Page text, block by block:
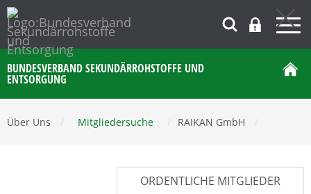
BUNDESVERBAND SEKUNDÄRROHSTOFFE UND
ENTSORGUNG
Über Uns Mitgliedersuche RAIKAN GmbH
ORDENTLICHE MITGLIEDER